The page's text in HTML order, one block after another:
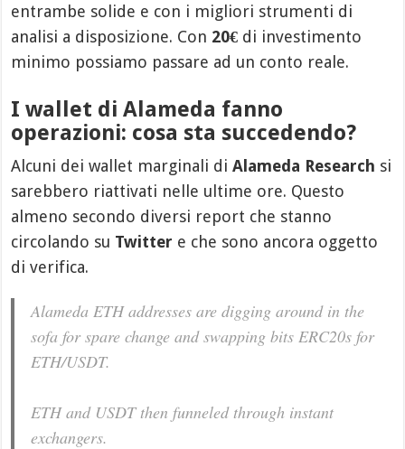
entrambe solide e con i migliori strumenti di
analisi a disposizione. Con 20€ di investimento
minimo possiamo passare ad un conto reale.
I wallet di Alameda fanno
operazioni: cosa sta succedendo?
Alcuni dei wallet marginali diAlameda Research si
sarebbero riattivati nelle ultime ore. Questo
almeno secondo diversi report che stanno
circolando su Twitter e che sono ancora oggetto
di verifica.
Alameda ETH addresses are digging around in the
sofa for spare change and swapping bits ERC20s for
ETH/USDT.
ETH and USDT then funneled through instant
exchangers.